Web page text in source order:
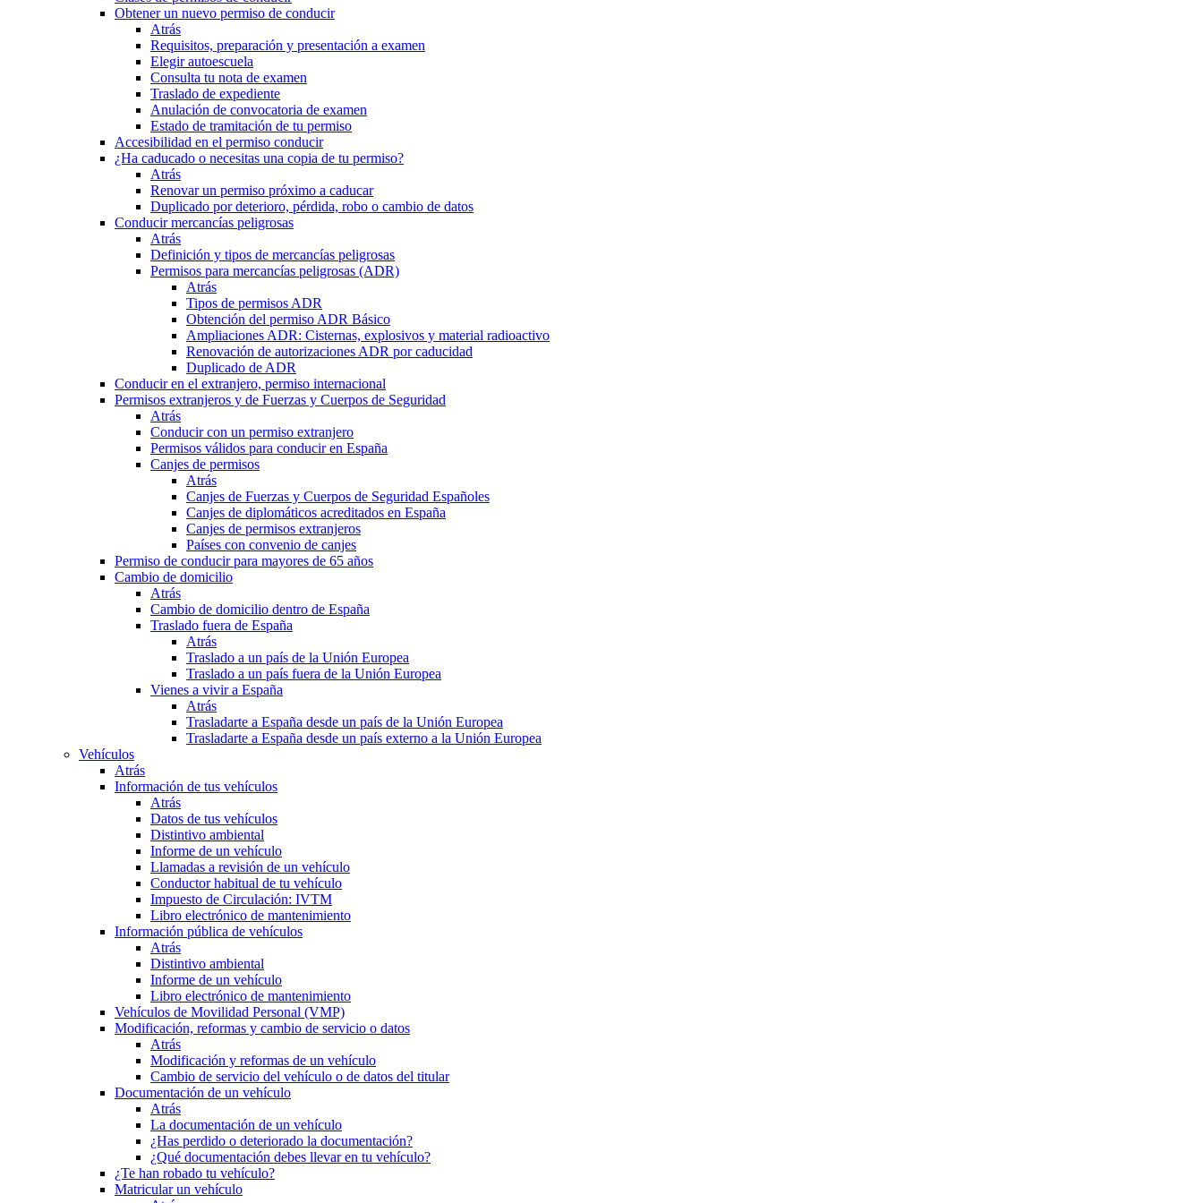
Obtener un nuevo permiso de conducir
Atrás
Requisitos, preparación y presentación a examen
Elegir autoescuela
Consulta tu nota de examen
Traslado de expediente
Anulación de convocatoria de examen
Estado de tramitación de tu permiso
Accesibilidad en el permiso conducir
¿Ha caducado o necesitas una copia de tu permiso?
Atrás
Renovar un permiso próximo a caducar
Duplicado por deterioro, pérdida, robo o cambio de datos
Conducir mercancías peligrosas
Atrás
Definición y tipos de mercancías peligrosas
Permisos para mercancías peligrosas (ADR)
Atrás
Tipos de permisos ADR
Obtención del permiso ADR Básico
Ampliaciones ADR: Cisternas, explosivos y material radioactivo
Renovación de autorizaciones ADR por caducidad
Duplicado de ADR
Conducir en el extranjero, permiso internacional
Permisos extranjeros y de Fuerzas y Cuerpos de Seguridad
Atrás
Conducir con un permiso extranjero
Permisos válidos para conducir en España
Canjes de permisos
Atrás
Canjes de Fuerzas y Cuerpos de Seguridad Españoles
Canjes de diplomáticos acreditados en España
Canjes de permisos extranjeros
Países con convenio de canjes
Permiso de conducir para mayores de 65 años
Cambio de domicilio
Atrás
Cambio de domicilio dentro de España
Traslado fuera de España
Atrás
Traslado a un país de la Unión Europea
Traslado a un país fuera de la Unión Europea
Vienes a vivir a España
Atrás
Trasladarte a España desde un país de la Unión Europea
Trasladarte a España desde un país externo a la Unión Europea
Vehículos
Atrás
Información de tus vehículos
Atrás
Datos de tus vehículos
Distintivo ambiental
Informe de un vehículo
Llamadas a revisión de un vehículo
Conductor habitual de tu vehículo
Impuesto de Circulación: IVTM
Libro electrónico de mantenimiento
Información pública de vehículos
Atrás
Distintivo ambiental
Informe de un vehículo
Libro electrónico de mantenimiento
Vehículos de Movilidad Personal (VMP)
Modificación, reformas y cambio de servicio o datos
Atrás
Modificación y reformas de un vehículo
Cambio de servicio del vehículo o de datos del titular
Documentación de un vehículo
Atrás
La documentación de un vehículo
¿Has perdido o deteriorado la documentación?
¿Qué documentación debes llevar en tu vehículo?
¿Te han robado tu vehículo?
Matricular un vehículo